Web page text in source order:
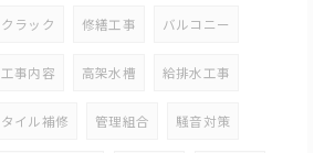
クラック 修繕工事 バルコニー
工事内容 高架水槽 給排水工事
タイル補修 管理組合 騒音対策